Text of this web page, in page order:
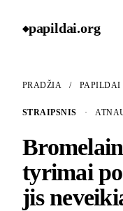
◆papildai.org
PRADŽIA / PAPILDAI
STRAIPSNIS ·
tyrimai
jis